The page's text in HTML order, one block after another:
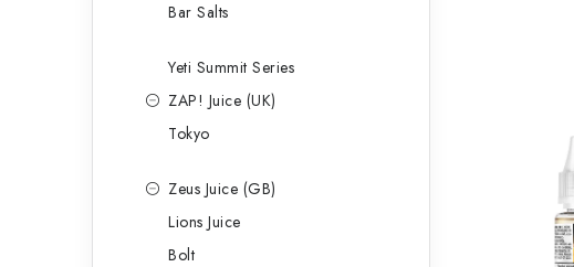
Bar Salts
Yeti Summit Series
ZAP! Juice (UK)
Tokyo
Zeus Juice (GB)
Lions Juice
Bolt